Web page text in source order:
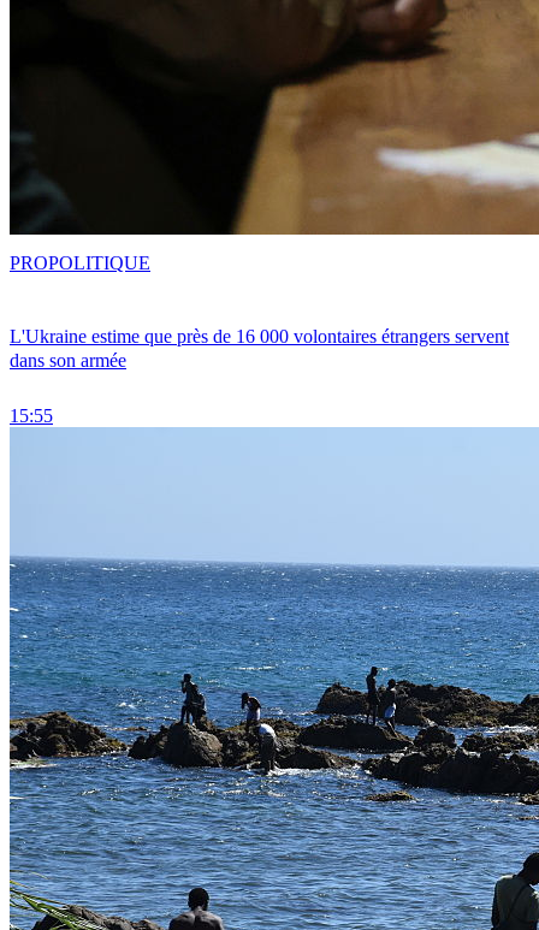
L'Ukraine estime que près de 16 000 volontaires étrangers servent
dans son armée
15:55
PROPOLITIQUE